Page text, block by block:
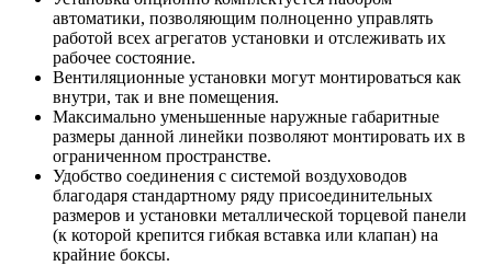
автоматики, позволяющим полноценно управлять
работой всех агрегатов установки и отслеживать их
рабочее состояние.
Вентиляционные установки могут монтироваться как
внутри, так и вне помещения.
Максимально уменьшенные наружные габаритные
размеры данной линейки позволяют монтировать их в
ограниченном пространстве.
Удобство соединения с системой воздуховодов
благодаря стандартному ряду присоединительных
размеров и установки металлической торцевой панели
(к которой крепится гибкая вставка или клапан) на
крайние боксы.